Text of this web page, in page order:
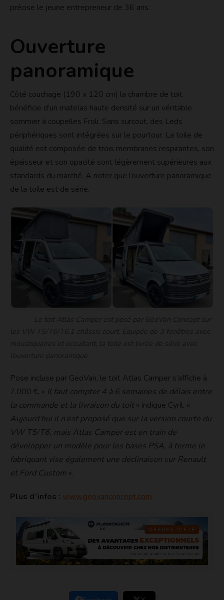
précise le jeune entrepreneur de 36 ans.
Ouverture
panoramique
Côté couchage (190 x 120 cm) la chambre de toit
bénéficie d’un matelas haute densité sur un véritable
sommier à coupelles Froli. Sans surcout, des Leds
périphériques sont intégrées sur le pourtour. La toile de
qualité est composée de trois membranes respirantes, son
épaisseur et son opacité sont légèrement supérieures aux
standards du marché. A noter que l’ouverture panoramique
de la toile est de série.
Pose incluse par GeoVan, le toit Atlas Camper s’affiche à
7.000 €, « Il faut compter 4 à 6 semaines de délais entre
la commande et la livraison du toit» indique Cyril, «
Aujourd’hui il n’est proposé que sur la version courte du
VW T5/T6, mais Atlas Camper est en train de
développer un modèle pour les bases PSA, à terme le
fabriquant vise également une déclinaison sur Renault
et Ford Custom ».
Plus d’infos : www.geovanconcept.com